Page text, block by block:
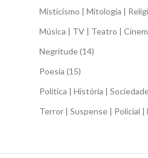
Misticismo | Mitologia |
Música | TV | Teatro |
Negritude(14)
Poesia (15)
Política | História |
Terror | Suspense | Policial